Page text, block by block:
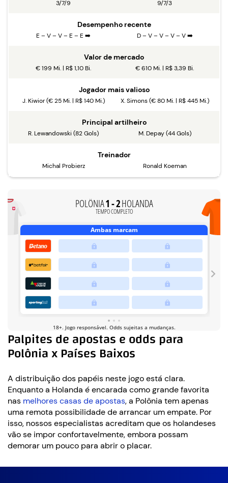
3/7/9 9/7/3
Desempenho recente
E – V – V – E – E ➡️ D – V – V – V – V ➡️
Valor de mercado
€ 199 Mi. | R$ 1,10 Bi. € 610 Mi. | R$ 3,39 Bi.
Jogador mais valioso
J. Kiwior (€ 25 Mi. | R$ 140 Mi.) X. Simons (€ 80 Mi. | R$ 445 Mi.)
Principal artilheiro
R. Lewandowski (82 Gols) M. Depay (44 Gols)
Treinador
Michal Probierz Ronald Koeman
Palpites de apostas e odds para
Polônia x Países Baixos
A distribuição dos papéis neste jogo está clara.
Enquanto a Holanda é encarada como grande favorita
nas melhores casas de apostas, a Polônia tem apenas
uma remota possibilidade de arrancar um empate. Por
isso, nossos especialistas acreditam que os holandeses
vão se impor confortavelmente, embora possam
demorar um pouco para abrir o placar.